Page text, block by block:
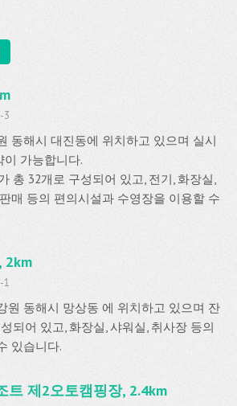
3
동해시 대진동에 위치하고 있으며 실시
가능합니다.
총 32개로 구성되어 있고, 전기, 화장실,
매 등의 편의시설과 수영장을 이용할 수
2km
1
원 동해시 망상동 에 위치하고 있으며 잔
되어 있고, 화장실, 샤워실, 취사장 등의
있습니다.
트 제2오토캠핑장, 2.4km